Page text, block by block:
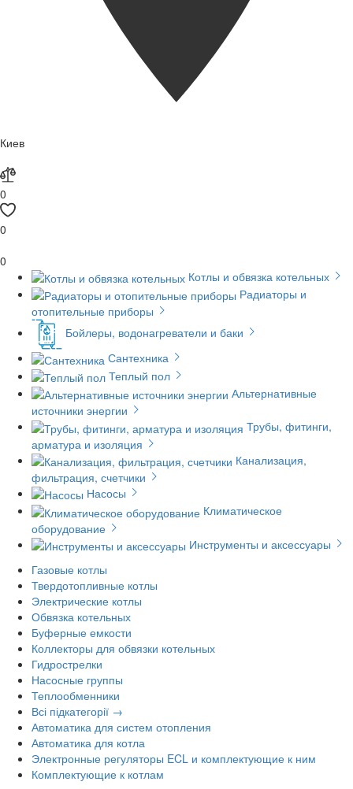
Киев
0
0
0
Котлы и обвязка котельных
Радиаторы и
отопительные приборы
Бойлеры, водонагреватели и баки
Сантехника
Теплый пол
Альтернативные
источники энергии
Трубы, фитинги,
арматура и изоляция
Канализация,
фильтрация, счетчики
Насосы
Климатическое
оборудование
Инструменты и аксессуары
Газовые котлы
Твердотопливные котлы
Электрические котлы
Обвязка котельных
Буферные емкости
Коллекторы для обвязки котельных
Гидрострелки
Насосные группы
Теплообменники
Всі підкатегорії →
Автоматика для систем отопления
Автоматика для котла
Электронные регуляторы ECL и комплектующие к ним
Комплектующие к котлам